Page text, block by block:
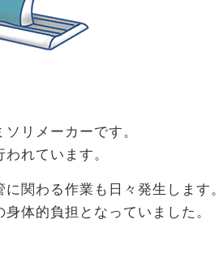
リメーカーです。
れています。
関わる作業も日々発生します。
体的負担となっていました。